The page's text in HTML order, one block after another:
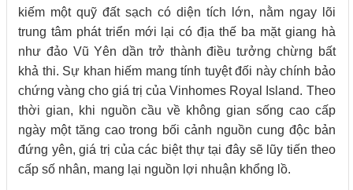
kiếm một quỹ đất sạch có diện tích lớn, nằm ngay lõi
trung tâm phát triển mới lại có địa thế ba mặt giang hà
như đảo Vũ Yên dần trở thành điều tưởng chừng bất
khả thi. Sự khan hiếm mang tính tuyệt đối này chính bảo
chứng vàng cho giá trị của Vinhomes Royal Island. Theo
thời gian, khi nguồn cầu về không gian sống cao cấp
ngày một tăng cao trong bối cảnh nguồn cung độc bản
đứng yên, giá trị của các biệt thự tại đây sẽ lũy tiến theo
cấp số nhân, mang lại nguồn lợi nhuận khổng lồ.